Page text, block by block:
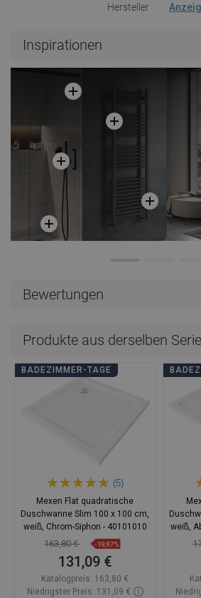
Hersteller
Inspirationen
Bewertungen
Produkte aus derselben Serie
BADEZIMMER-TAGE
(5)
Mexen Flat quadratische
Duschwanne Slim 100 x 100 cm,
weiß, Chrom-Siphon - 40101010
163,80 € -19,97%
131,09 €
Katalogpreis: 163,80 €
Niedrigster Preis: 131,09 €
weiß,